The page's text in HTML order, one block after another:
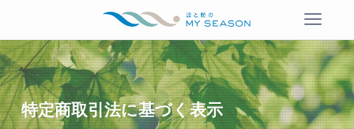
特定商取引法に基づく表示